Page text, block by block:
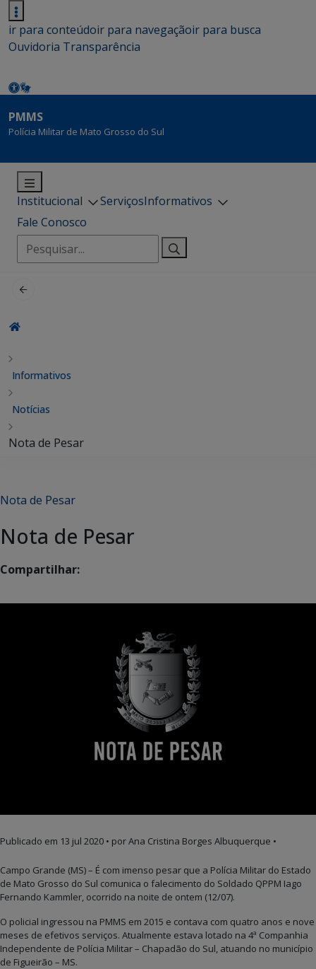
ir para conteúdoir para navegaçãoir para busca
Ouvidoria Transparência
PMMS
Polícia Militar de Mato Grosso do Sul
Institucional ServiçosInformativos
Fale Conosco
Pesquisar
por:
Informativos
Notícias
Nota de Pesar
Nota de Pesar
Nota de Pesar
Compartilhar:
Publicado em 13 jul 2020 • por Ana Cristina Borges Albuquerque •
Campo Grande (MS) – É com imenso pesar que a Polícia Militar do Estado
de Mato Grosso do Sul comunica o falecimento do Soldado QPPM Iago
Fernando Kammler, ocorrido na noite de ontem (12/07).
O policial ingressou na PMMS em 2015 e contava com quatro anos e nove
meses de efetivos serviços. Atualmente estava lotado na 4ª Companhia
Independente de Polícia Militar – Chapadão do Sul, atuando no município
de Figueirão – MS.